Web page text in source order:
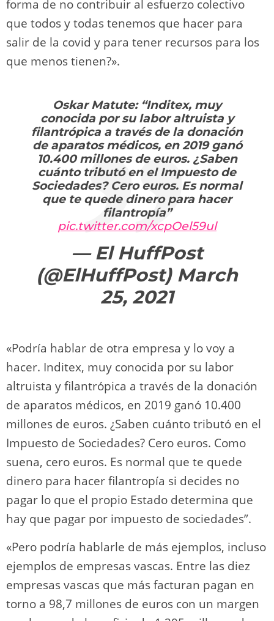
forma de no contribuir al esfuerzo colectivo
que todos y todas tenemos que hacer para
salir de la covid y para tener recursos para los
que menos tienen?».
Oskar Matute: “Inditex, muy
conocida por su labor altruista y
filantrópica a través de la donación
de aparatos médicos, en 2019 ganó
10.400 millones de euros. ¿Saben
cuánto tributó en el Impuesto de
Sociedades? Cero euros. Es normal
que te quede dinero para hacer
filantropía”
pic.twitter.com/xcpOel59ul
— El HuffPost
(@ElHuffPost) March
25, 2021
«Podría hablar de otra empresa y lo voy a
hacer. Inditex, muy conocida por su labor
altruista y filantrópica a través de la donación
de aparatos médicos, en 2019 ganó 10.400
millones de euros. ¿Saben cuánto tributó en el
Impuesto de Sociedades? Cero euros. Como
suena, cero euros. Es normal que te quede
dinero para hacer filantropía si decides no
pagar lo que el propio Estado determina que
hay que pagar por impuesto de sociedades”.
«Pero podría hablarle de más ejemplos, incluso
ejemplos de empresas vascas. Entre las diez
empresas vascas que más facturan pagan en
torno a 98,7 millones de euros con un margen